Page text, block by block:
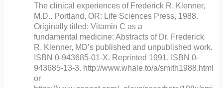
The clinical experiences of Frederick R. Klenner,
M.D.. Portland, OR: Life Sciences Press, 1988.
Originally titled: Vitamin C as a
fundamental medicine: Abstracts of Dr. Frederick
R. Klenner, MD’s published and unpublished work.
ISBN 0-943685-01-X. Reprinted 1991, ISBN 0-
943685-13-3. http://www.whale.to/a/smith1988.html
or